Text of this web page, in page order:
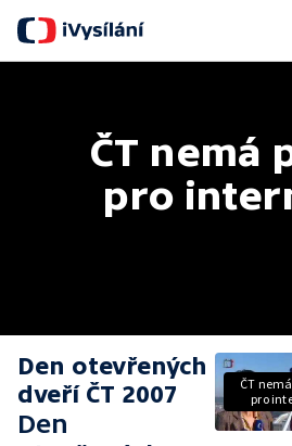
ČT nemá
pro
Den otevřených
dveří ČT 2007
Den
ČT
pro